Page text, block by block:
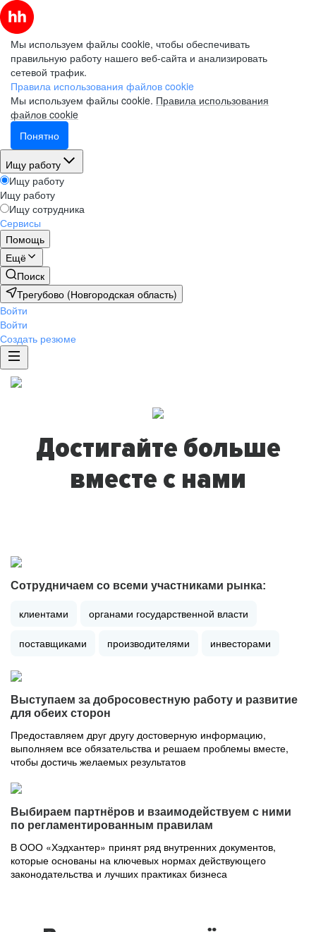
Мы используем файлы cookie, чтобы обеспечивать
правильную работу нашего веб-сайта и анализировать
сетевой трафик.
Правила использования файлов cookie
Мы используем файлы cookie. Правила использования
файлов cookie
Понятно
Ищу работу
Ищу работу
Ищу работу
Ищу сотрудника
Сервисы
Помощь
Ещё
Поиск
Трегубово (Новгородская область)
Войти
Войти
Создать резюме
Достигайте больше
вместе с нами
Сотрудничаем со всеми участниками рынка:
клиентами органами государственной власти
поставщиками производителями инвесторами
Выступаем за добросовестную работу и развитие
для обеих сторон
Предоставляем друг другу достоверную информацию,
выполняем все обязательства и решаем проблемы вместе,
чтобы достичь желаемых результатов
Выбираем партнёров и взаимодействуем с ними
по регламентированным правилам
В ООО «Хэдхантер» принят ряд внутренних документов,
которые основаны на ключевых нормах действующего
законодательства и лучших практиках бизнеса